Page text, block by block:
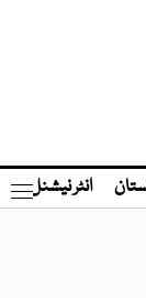
انٹر نیشنل